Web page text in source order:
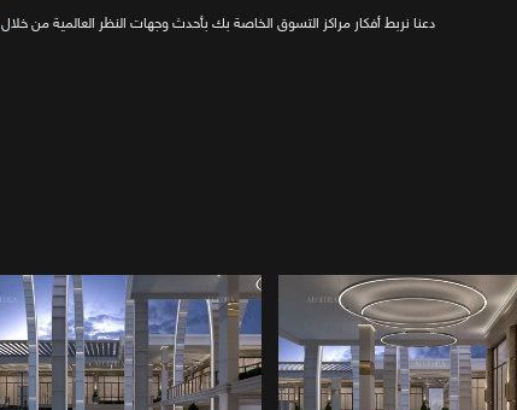
دعنا نربط أفكار مراكز التسوق الخاصة بك بأحدث وجهات النظر العالمية من خلال
تصاميم معمارية لمراكز
تصاميم معمارية لمراكز